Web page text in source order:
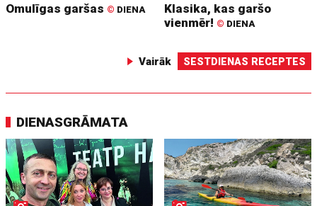
Omulīgas garšas © DIENA
Klasika, kas garšo
vienmēr! © DIENA
Vairāk SESTDIENAS RECEPTES
DIENASGRĀMATA